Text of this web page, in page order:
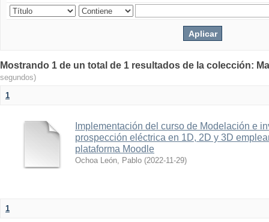
Mostrando 1 de un total de 1 resultados de la colección:
segundos)
1
Implementación del curso de Modelación e
prospección eléctrica en 1D, 2D y 3D
plataforma Moodle
Ochoa León, Pablo (2022-11-29)
1